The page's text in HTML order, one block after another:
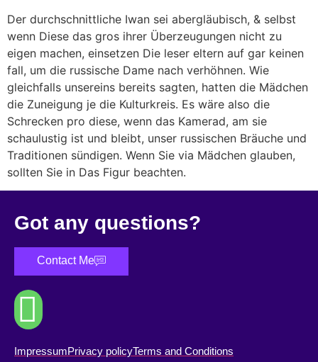
Der durchschnittliche Iwan sei abergläubisch, & selbst
wenn Diese das gros ihrer Überzeugungen nicht zu
eigen machen, einsetzen Die leser eltern auf gar keinen
fall, um die russische Dame nach verhöhnen. Wie
gleichfalls unsereins bereits sagten, hatten die Mädchen
die Zuneigung je die Kulturkreis. Es wäre also die
Schrecken pro diese, wenn das Kamerad, am sie
schaulustig ist und bleibt, unser russischen Bräuche und
Traditionen sündigen. Wenn Sie via Mädchen glauben,
sollten Sie in Das Figur beachten.
Got any questions?
Contact Me
ImpressumPrivacy policyTerms and Conditions